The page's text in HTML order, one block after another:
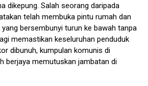
dikepung. Salah seorang daripada
telah membuka pintu rumah dan
bersembunyi turun ke bawah tanpa
memastikan keseluruhan penduduk
dibunuh, kumpulan komunis di
berjaya memutuskan jambatan di